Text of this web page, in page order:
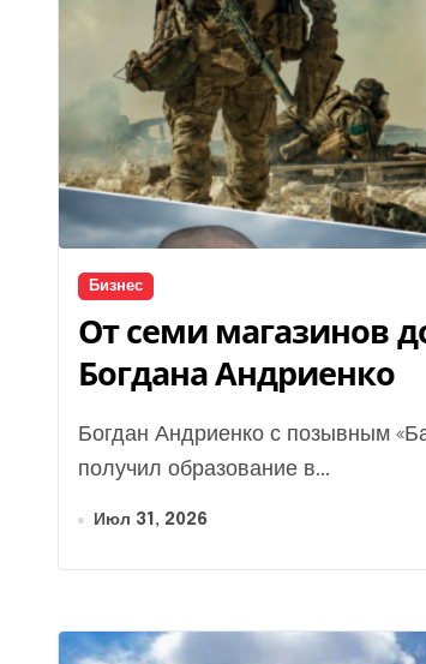
Бизнес
От семи магазинов
Богдана Андриенко
Богдан Андриенко с позывным «Бар» родом из Киева. До полномасштабной войны он
получил образование в...
Июл 31, 2026